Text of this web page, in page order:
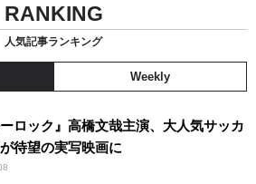
RANKING
人気記事ランキング
Weekly
ーロック』高橋文哉主演、大人気サッカ
待望の実写映画に